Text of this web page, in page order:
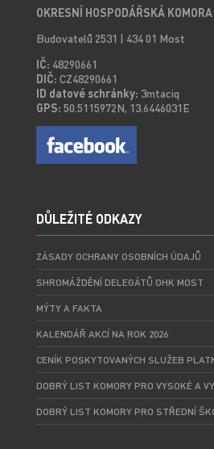
OKRESNÍ HOSPODÁŘSKÁ
Budovatelů 2531 | 434 01 Most
IČ: 48290661
DIČ: CZ48290661
ID datové schránky: 3mtaciq
GPS: 50.5115972N, 13.6446031E
DŮLEŽITÉ ODKAZY
ZÁSADY OCHRANY OSOBNÍCH ÚDAJŮ
SHROMÁŽDĚNÍ DELEGÁTŮ OHK MOST
MÝTY A FAKTA
KALENDÁŘ AKCÍ NA ROK 2026
CENÍK POSKYTOVANÝCH SLUŽEB
DOBRÝ LIST KOMORY PRO VYSOKÉ A
DOBRÝ LIST KOMORY PRO STŘEDNÍ